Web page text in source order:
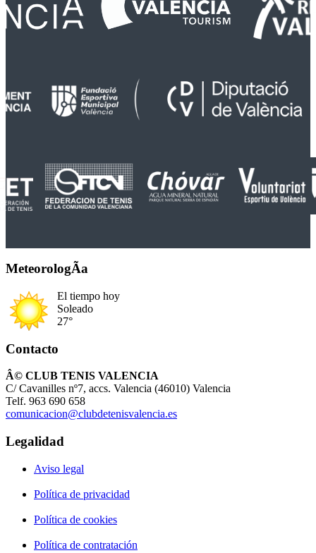
MeteorologÃ­a
El tiempo hoy
Soleado
27°
Contacto
Â© CLUB TENIS VALENCIA
C/ Cavanilles nº7, accs. Valencia (46010) Valencia
Telf. 963 690 658
comunicacion@clubdetenisvalencia.es
Legalidad
Aviso legal
Política de privacidad
Política de cookies
Política de contratación